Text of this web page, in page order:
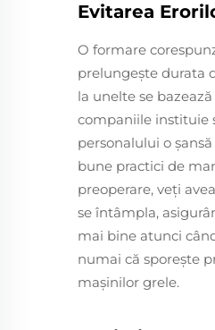
Evitarea
O formare
prelungește durata
la unelte se
companiile instituie
personalului o
bune practici de
preoperare, veţi
se întâmpla,
mai bine atunci
numai că sporește
mașinilor grele.